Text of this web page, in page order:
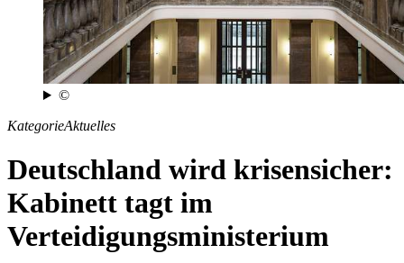
©
KategorieAktuelles
Deutschland wird krisensicher:
Kabinett tagt im
Verteidigungsministerium